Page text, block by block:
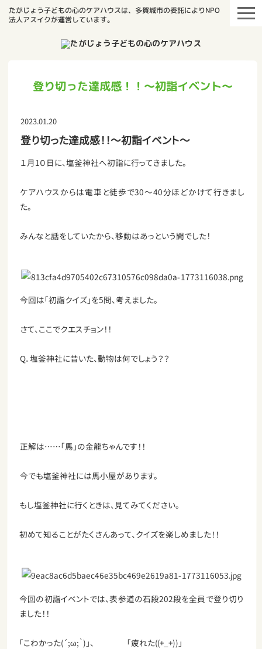
たがじょう子どもの心のケアハウスは、多賀城市の委託によりNPO
法人アスイクが運営しています。
登り切った達成感！！～初詣イベント～
2023.01.20
登り切った達成感！！～初詣イベント～
１月1０日に、塩釜神社へ初詣に行ってきました。
ケアハウスからは電車と徒歩で30～40分ほどかけて行きまし
た。
みんなと話をしていたから、移動はあっという間でした！
今回は「初詣クイズ」を5問、考えました。
さて、ここでクエスチョン！！
Q．塩釜神社に昔いた、動物は何でしょう？？
正解は……「馬」の金龍ちゃんです！！
今でも塩釜神社には馬小屋があります。
もし塩釜神社に行くときは、見てみてください。
初めて知ることがたくさんあって、クイズを楽しめました！！
今回の初詣イベントでは、表参道の石段202段を全員で登り切り
ました！！
「こわかった(´;ω;｀)」、 「疲れた((+_+))」